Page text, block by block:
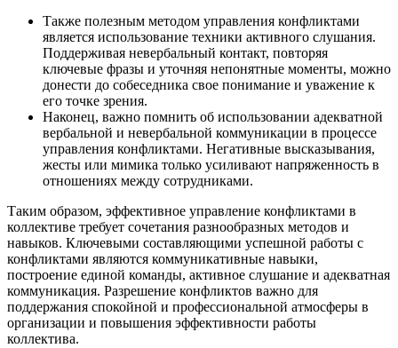
Также полезным методом управления конфликтами
является использование техники активного слушания.
Поддерживая невербальный контакт, повторяя
ключевые фразы и уточняя непонятные моменты, можно
донести до собеседника свое понимание и уважение к
его точке зрения.
Наконец, важно помнить об использовании адекватной
вербальной и невербальной коммуникации в процессе
управления конфликтами. Негативные высказывания,
жесты или мимика только усиливают напряженность в
отношениях между сотрудниками.
Таким образом, эффективное управление конфликтами в
коллективе требует сочетания разнообразных методов и
навыков. Ключевыми составляющими успешной работы с
конфликтами являются коммуникативные навыки,
построение единой команды, активное слушание и адекватная
коммуникация. Разрешение конфликтов важно для
поддержания спокойной и профессиональной атмосферы в
организации и повышения эффективности работы
коллектива.